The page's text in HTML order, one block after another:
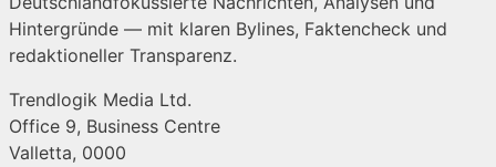
Hintergründe — mit klaren Bylines, Faktencheck und
redaktioneller Transparenz.
Trendlogik Media Ltd.
Office 9, Business Centre
Valletta, 0000